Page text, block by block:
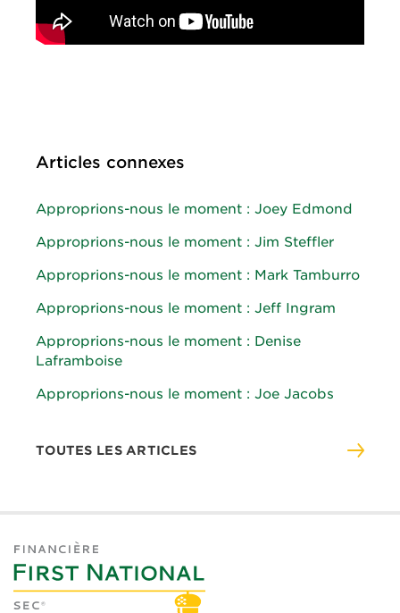
Articles connexes
Approprions-nous le moment : Joey Edmond
Approprions-nous le moment : Jim Steffler
Approprions-nous le moment : Mark Tamburro
Approprions-nous le moment : Jeff Ingram
Approprions-nous le moment : Denise
Laframboise
Approprions-nous le moment : Joe Jacobs
TOUTES LES ARTICLES